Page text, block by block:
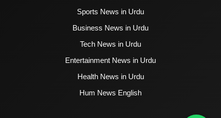
Sports News in Urdu
Business News in Urdu
Tech News in Urdu
Entertainment News in Urdu
Health News in Urdu
Hum News English